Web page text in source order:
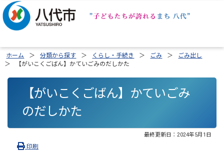
ホーム 分類から探す くらし・手続き ごみ
ごみ出し
【がいこくごばん】かていごみのだしかた
【がいこくごばん】かていごみ
のだしかた
最終更新日： 2024年5月1日
印刷